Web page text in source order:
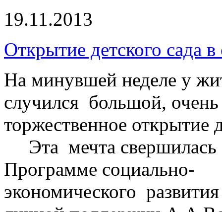
19.11.2013
Открытие детского сада
На минувшей неделе у
случился большой,
торжественное открытие
Эта мечта свершилась
Программе социально-
экономического